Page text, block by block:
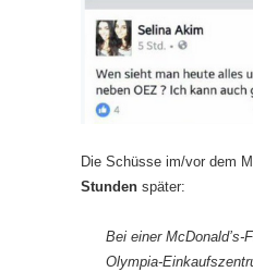
Die Schüsse im/vor dem
Stunden später:
Bei einer McDonald’s-
Olympia-